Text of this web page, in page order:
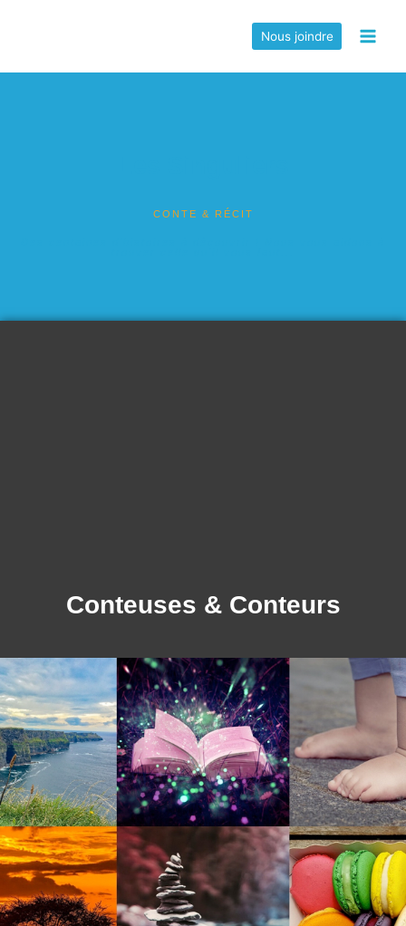
Nous joindre
CONTE & RÉCIT
Conteuses & Conteurs